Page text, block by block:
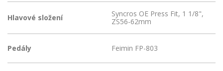
Hlavové složení
Syncros OE Press Fit, 1 1/8",
ZS56-62mm
Pedály Feimin FP-803